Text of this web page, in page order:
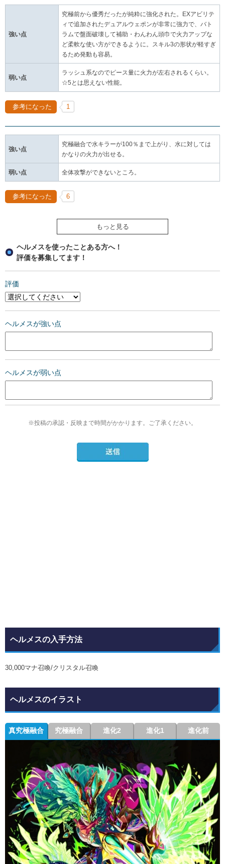
強い点
究極前から優秀だったが純粋に強化された。EXアビリテ
ィで追加されたデュアルウェポンが非常に強力で、バト
ラムで盤面破壊して補助・わんわん頭巾で火力アップな
ど柔軟な使い方ができるように。スキル3の形状が軽すぎ
るため発動も容易。
弱い点
ラッシュ系なのでピース量に火力が左右されるくらい。
☆5とは思えない性能。
参考になった 1
強い点
究極融合で水キラーが100％まで上がり、水に対しては
かなりの火力が出せる。
弱い点 全体攻撃ができないところ。
参考になった 6
もっと見る
ヘルメスを使ったことある方へ！
評価を募集してます！
評価
ヘルメスが強い点
ヘルメスが弱い点
※投稿の承認・反映まで時間がかかります。ご了承ください。
ヘルメスの入手方法
30,000マナ召喚/クリスタル召喚
ヘルメスのイラスト
真究極融合 究極融合 進化2 進化1 進化前